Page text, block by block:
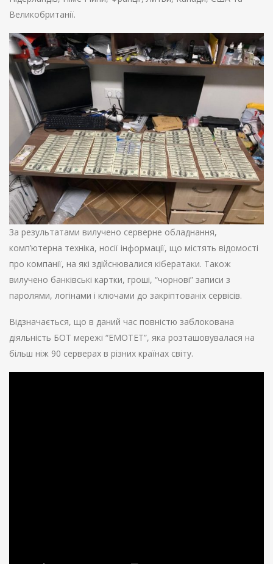
Великобританії.
За результатами вилучено серверне обладнання,
комп’ютерна техніка, носії інформації, що містять відомості
про компанії, на які здійснювалися кібератаки. Також
вилучено банківські картки, гроші, “чорнові” записи з
паролями, логінами і ключами до закріптованіх сервісів.
Відзначається, що в даний час повністю заблокована
діяльність БОТ мережі “EMOTET”, яка розташовувалася на
більш ніж 90 серверах в різних країнах світу.